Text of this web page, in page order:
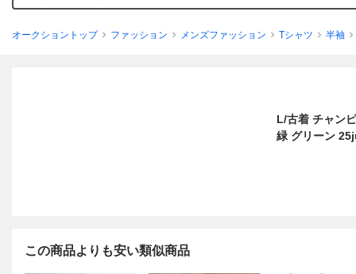
オークショントップ ファッション メンズファッション Tシャツ 半袖
L/古着 チャン
緑 グリーン
この商品よりも安い類似商品